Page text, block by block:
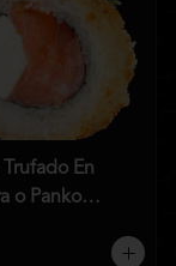
En
o Panko